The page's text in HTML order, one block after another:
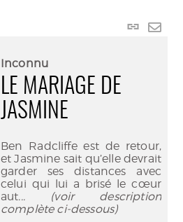
Lien
Inconnu
LE MARIAGE DE
JASMINE
Ben Radcliffe est de retour,
et Jasmine sait qu’elle devrait
garder ses distances avec
celui qui lui a brisé le cœur
aut... (voir description
complète ci-dessous)